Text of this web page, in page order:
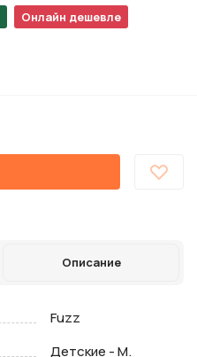
Онлайн дешевле
Описание
Fuzz
Детские - M.